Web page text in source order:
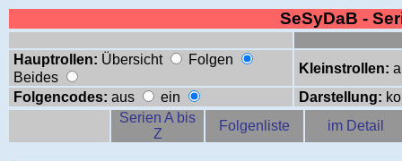
SeSyDaB -
Hauptrollen: Übersicht
Folgen
Beides
Kleinstrollen:
Folgencodes: aus ein Darstellung:
Serien A bis
Z
Folgenliste im Detail